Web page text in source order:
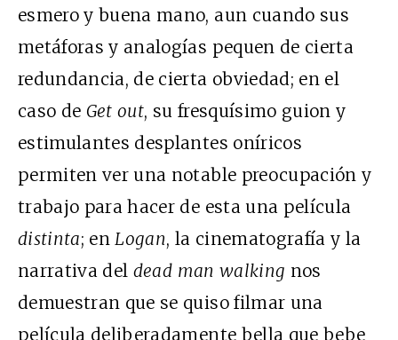
esmero y buena mano, aun cuando sus
metáforas y analogías pequen de cierta
redundancia, de cierta obviedad; en el
caso de Get out, su fresquísimo guion y
estimulantes desplantes oníricos
permiten ver una notable preocupación y
trabajo para hacer de esta una película
distinta; enLogan, la cinematografía y la
narrativa del dead man walking nos
demuestran que se quiso filmar una
película deliberadamente bella que bebe